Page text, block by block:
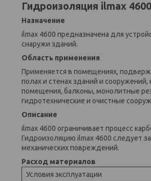
Гидроизоляция ilmax
Назначение
ilmax 4600 предназначена для
снаружи зданий.
Область применения
Применяется в помещениях,
полах и стенах зданий и
помещения, балконы, монолитные
гидротехнические и очистные
Описание
ilmax 4600 ограничивает процесс
Гидроизоляцию ilmax 4600 следует
механических повреждений.
Расход материалов
Условия эксплуатации